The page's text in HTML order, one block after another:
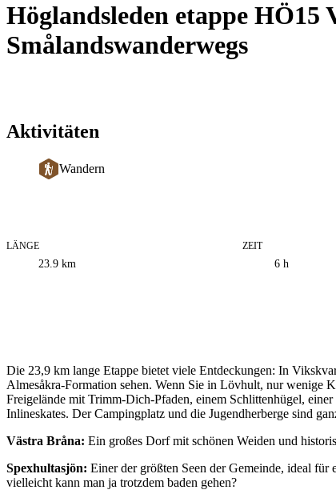
Höglandsleden etappe
Smålandswanderwegs
Aktivitäten
Wandern
Informationen
zum
LÄNGE
23.9 km
ZEIT
6 h
Die 23,9 km lange Etappe bietet viele Entdeckungen: In
Almesåkra-Formation sehen. Wenn Sie in Lövhult, nur wenige
Freigelände mit Trimm-Dich-Pfaden, einem Schlittenhügel,
Inlineskates. Der Campingplatz und die Jugendherberge sind
Västra Bråna: Ein großes Dorf mit schönen Weiden und
Spexhultasjön: Einer der größten Seen der Gemeinde, ideal
vielleicht kann man ja trotzdem baden gehen?